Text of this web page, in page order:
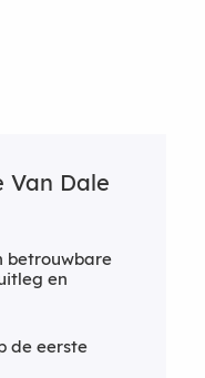
Van Dale
betrouwbare
en
de eerste